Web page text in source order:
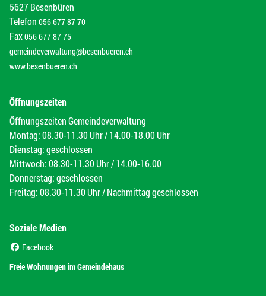
5627 Besenbüren
Telefon 056 677 87 70
Fax056 677 87 75
gemeindeverwaltung@besenbueren.ch
www.besenbueren.ch
Öffnungszeiten
Öffnungszeiten Gemeindeverwaltung
Montag: 08.30-11.30 Uhr / 14.00-18.00 Uhr
Dienstag: geschlossen
Mittwoch: 08.30-11.30 Uhr / 14.00-16.00
Donnerstag: geschlossen
Freitag: 08.30-11.30 Uhr / Nachmittag geschlossen
Soziale Medien
Facebook
Freie Wohnungen im Gemeindehaus